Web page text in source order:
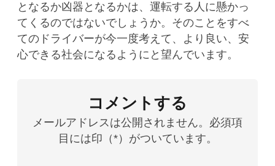
となるか凶器となるかは、運転する人に懸かっ
てくるのではないでしょうか。そのことをすべ
てのドライバーが今一度考えて、より良い、安
心できる社会になるようにと望んでいます。
コメントする
メールアドレスは公開されません。必須項
目には印（*）がついています。